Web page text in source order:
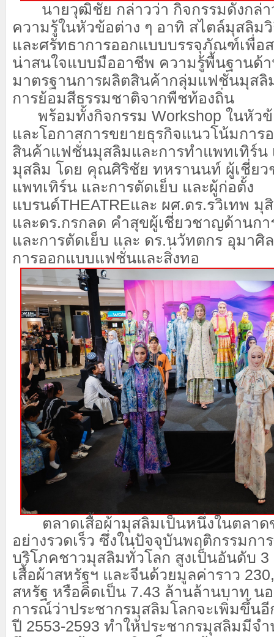
นายวุฒิชัย กล่าวว่า กิจกรรมดังกล่า
ความรู้ในหัวข้อต่าง ๆ อาทิ สไตล์มุสลิม
และศรัทธาการออกแบบบรรจุภัณฑ์เพื่อ
น่าสนใจแบบมืออาชีพ ความรู้พื้นฐานด้
มาตรฐานการผลิตสินคากลุ่มแฟชั่นมุสลิ
การย้อมสีธรรมชาติจากพืชท้องถิ่น
พร้อมทั้งกิจกรรม Workshop ในหัว
และโอกาสการขยายธุรกิจแนวโน้มการ
สินค้าแฟชั่นมุสลิมและการทำแพทเทิร์น
มุสลิม โดย คุณศิริชัย ทหรานนท์ ผู้เชี่ยว
แพทเทิร์น และการตัดเย็บ และผู้ก่อตั้ง
แบรนด์THEATREและ ผศ.ดร.รวิเทพ มุ
และดร.กรกลด คำสุขผู้เชี่ยวชาญด้านก
และการตัดเย็บ และ ดร.นวัทตกร อุมาศิ
การออกแบบแฟชั่นและสิ่งทอ
ตลาดเสื้อผ้ามุสลิมเป็นหนึ่งในตลา
อย่างรวดเร็ว ซึ่งในปัจจุบันพฤติกรรมการ
บริโภคชาวมุสลิมทั่วโลก สูงเป็นอันดับ 3
เสื้อผ้าสหรัฐฯ และจีนด้วยมูลค่าราว 230
สหรัฐ หรือคิดเป็น 7.43 ล้านล้านบาท น
การณ์ว่าประชากรมุสลิมโลกจะเพิ่มขึ้น
ปี 2553-2593 ทำให้ประชากรมุสลิมมีจ